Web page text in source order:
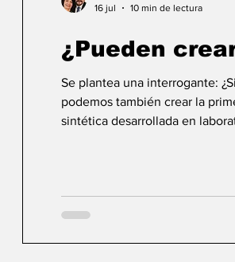
¿Pueden
Se plantea una interrogante:
podemos también crear la
sintética desarrollada en
16 jul
10 min de lectura